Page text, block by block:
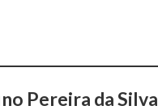
Pereira da Silva